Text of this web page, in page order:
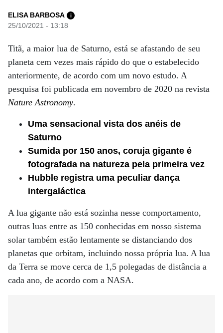
ELISA BARBOSA i
25/10/2021 - 13:18
Titã, a maior lua de Saturno, está se afastando de seu
planeta cem vezes mais rápido do que o estabelecido
anteriormente, de acordo com um novo estudo. A
pesquisa foi publicada em novembro de 2020 na revista
Nature Astronomy.
Uma sensacional vista dos anéis de
Saturno
Sumida por 150 anos, coruja gigante é
fotografada na natureza pela primeira vez
Hubble registra uma peculiar dança
intergaláctica
A lua gigante não está sozinha nesse comportamento,
outras luas entre as 150 conhecidas em nosso sistema
solar também estão lentamente se distanciando dos
planetas que orbitam, incluindo nossa própria lua. A lua
da Terra se move cerca de 1,5 polegadas de distância a
cada ano, de acordo com a NASA.